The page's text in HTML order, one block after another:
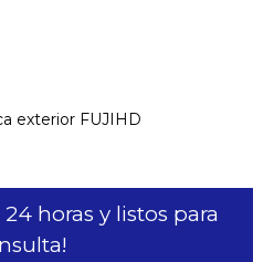
exterior FUJIHD
horas y listos para